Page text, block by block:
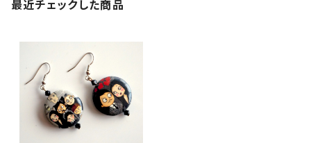
最近チェックした商品